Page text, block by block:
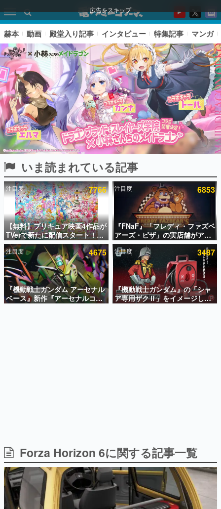
広告をスキップ
ピックアップ
電ファミのいま読まれている記事ランキング
アプリセール情報
インタビュー
連載・特集一覧
殿堂入り記事
SNS拡散数が数千以上！ ページビュー数万以上！ などな
ど。多くの人々に読まれた、電ファミ渾身の“殿堂入り”記
事をまとめました。
日本のコンテンツ産業やカルチャーに与えた影響を探る企
画です。
日本モバイルゲーム産業史
日本のモバイルゲーム史における主要なトピック・タイト
ルを網羅するほか、開発者へのインタビューや識者による
解説を掲載。約20年の歴史が一望できる決定版！
赫本 動画 殿堂入り記事 インタビュー 特集記事 マンガ
いま読まれている記事
注目度 7766
【無料】プリキュア映画4作品が
TVerで新たに配信スタート！な
んと2018年～2024年の映画ほぼ
すべてが見放題に、ぶっちゃけ
ありえないラインナップ
注目度 6853
『FNaF』「フレディ・ファズベ
アーズ・ピザ」の実店舗がアメ
リカの商業施設「American
Dream」に2027年オープン！
ScottGamesとの共同開発、食
事だけでなくステージショーや
没入型のホラー体験も楽しめる
注目度 4675
『機動戦士ガンダム アーセナル
ベース』新作『アーセナルコマ
ンダー』発表！8月28日からオ
注目度 3487
『機動戦士ガンダム』の「シャ
ア専用ザクⅡ」をイメージした
散水ホースリールが予約開始。
Forza Horizon 6に関する記事一覧